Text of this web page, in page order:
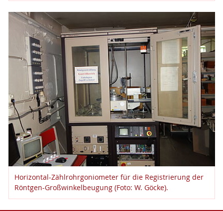
Horizontal-Zählrohrgoniometer für die Registrierung der
Röntgen-Großwinkelbeugung (Foto: W. Göcke).